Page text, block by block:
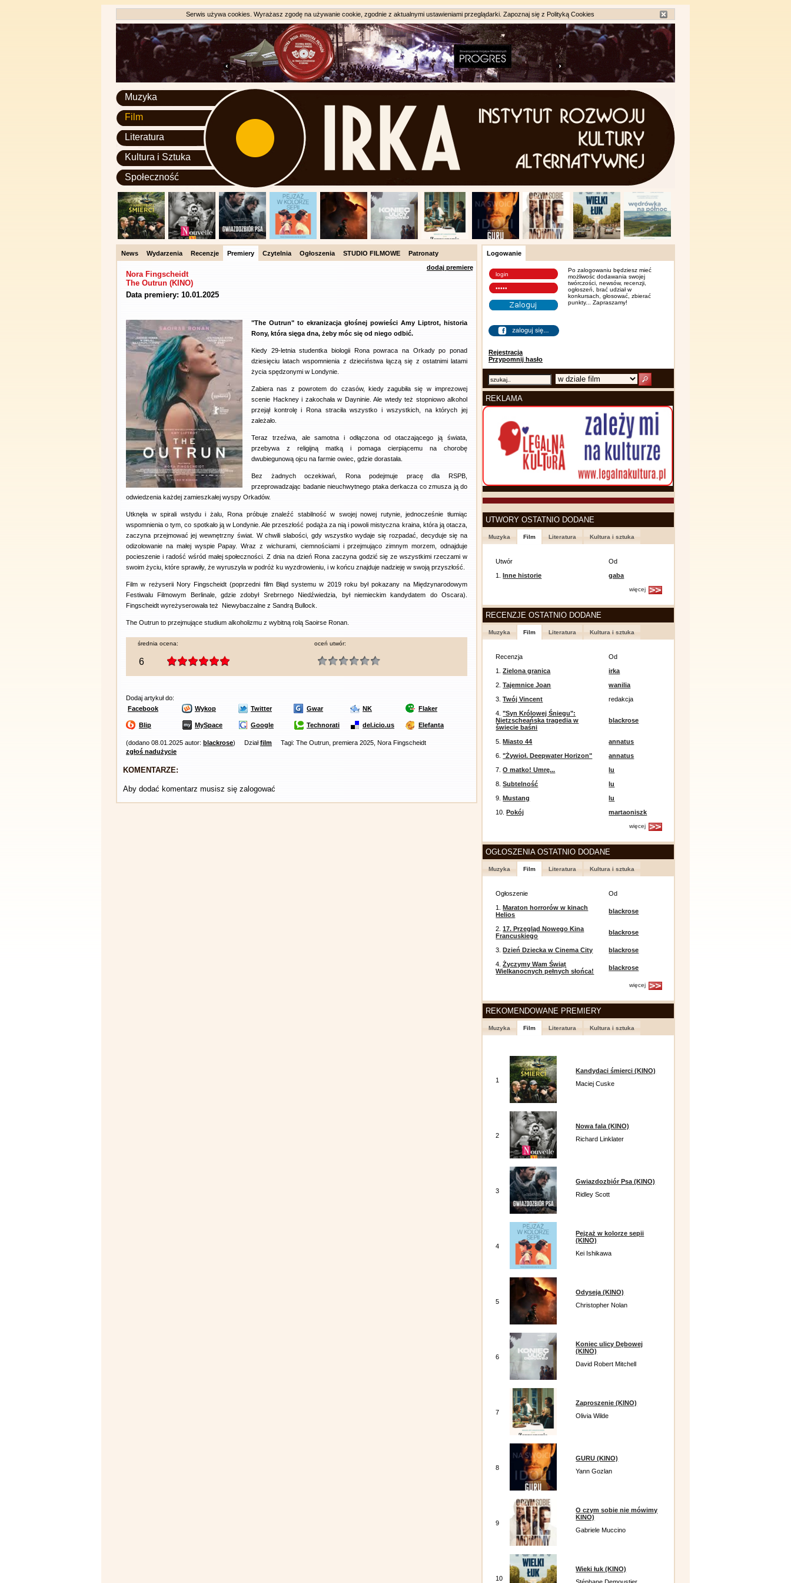
Serwis używa cookies. Wyrażasz zgodę na używanie cookie, zgodnie z aktualnymi ustawieniami przeglądarki. Zapoznaj się z Polityką Cookies
Muzyka
Film
Literatura
Kultura i Sztuka
Społeczność
News Wydarzenia Recenzje Premiery Czytelnia Ogłoszenia STUDIO FILMOWE
Patronaty
dodaj premierę
Nora Fingscheidt
The Outrun (KINO)
Data premiery: 10.01.2025
"The Outrun" to ekranizacja głośnej powieści Amy Liptrot, historia
Rony, która sięga dna, żeby móc się od niego odbić.
Kiedy 29-letnia studentka biologii Rona powraca na Orkady po ponad
dziesięciu latach wspomnienia z dzieciństwa łączą się z ostatnimi latami
życia spędzonymi w Londynie.
Zabiera nas z powrotem do czasów, kiedy zagubiła się w imprezowej
scenie Hackney i zakochała w Dayninie. Ale wtedy też stopniowo alkohol
przejął kontrolę i Rona straciła wszystko i wszystkich, na których jej
zależało.
Teraz trzeźwa, ale samotna i odłączona od otaczającego ją świata,
przebywa z religijną matką i pomaga cierpiącemu na chorobę
dwubiegunową ojcu na farmie owiec, gdzie dorastała.
Bez żadnych oczekiwań, Rona podejmuje pracę dla RSPB,
przeprowadzając badanie nieuchwytnego ptaka derkacza co zmusza ją do
odwiedzenia każdej zamieszkałej wyspy Orkadów.
Utknęła w spirali wstydu i żalu, Rona próbuje znaleźć stabilność w swojej nowej rutynie, jednocześnie tłumiąc
wspomnienia o tym, co spotkało ją w Londynie. Ale przeszłość podąża za nią i powoli mistyczna kraina, która ją otacza,
zaczyna przejmować jej wewnętrzny świat. W chwili słabości, gdy wszystko wydaje się rozpadać, decyduje się na
odizolowanie na małej wyspie Papay. Wraz z wichurami, ciemnościami i przejmująco zimnym morzem, odnajduje
pocieszenie i radość wśród małej społeczności. Z dnia na dzień Rona zaczyna godzić się ze wszystkimi rzeczami w
swoim życiu, które sprawiły, że wyruszyła w podróż ku wyzdrowieniu, i w końcu znajduje nadzieję w swoją przyszłość.
Film w reżyserii Nory Fingscheidt (poprzedni film Błąd systemu w 2019 roku był pokazany na Międzynarodowym
Festiwalu Filmowym Berlinale, gdzie zdobył Srebrnego Niedźwiedzia, był niemieckim kandydatem do Oscara).
Fingscheidt wyreżyserowała też Niewybaczalne z Sandrą Bullock.
The Outrun to przejmujące studium alkoholizmu z wybitną rolą Saoirse Ronan.
średnia ocena:
6
oceń utwór:
Dodaj artykuł do:
Facebook
Wykop Twitter Gwar NK Flaker
Blip MySpace Google Technorati del.icio.us Elefanta
(dodano 08.01.2025 autor: blackrose) Działfilm
Tagi: The Outrun, premiera 2025, Nora Fingscheidt
zgłoś nadużycie
KOMENTARZE:
Aby dodać komentarz musisz się zalogować
Logowanie
Rejestracja
Przypomnij hasło
Po zalogowaniu będziesz mieć
możliwośc dodawania swojej
twórczości, newsów, recenzji,
ogłoszeń, brać udział w
konkursach, głosować, zbierać
punkty... Zapraszamy!
REKLAMA
UTWORY OSTATNIO DODANE
Muzyka Film Literatura Kultura i sztuka
Utwór
Od
1.Inne historie gaba
więcej
RECENZJE OSTATNIO DODANE
Muzyka Film Literatura Kultura i sztuka
Recenzja
Od
1.Zielona granica
irka
2.Tajemnice Joan
wanilia
3.Twój Vincent
redakcja
4."Syn Królowej Śniegu":
Nietzscheańska tragedia w
świecie baśni
blackrose
5.Miasto 44
annatus
6."Żywioł. Deepwater Horizon"
annatus
7.O matko! Umrę...
lu
8.Subtelność
lu
9.Mustang
lu
10.Pokój martaoniszk
więcej
OGŁOSZENIA OSTATNIO DODANE
Muzyka Film Literatura Kultura i sztuka
Ogłoszenie
Od
1.Maraton horrorów w kinach
Helios
blackrose
2.17. Przegląd Nowego Kina
Francuskiego
blackrose
3.Dzień Dziecka w Cinema City
blackrose
4.Życzymy Wam Świąt
Wielkanocnych pełnych słońca!
blackrose
więcej
REKOMENDOWANE PREMIERY
Muzyka Film Literatura Kultura i sztuka
1
Kandydaci śmierci (KINO)
Maciej Cuske
2
Nowa fala (KINO)
Richard Linklater
3
Gwiazdozbiór Psa (KINO)
Ridley Scott
4
Pejzaż w kolorze sepii
(KINO)
Kei Ishikawa
5
Odyseja (KINO)
Christopher Nolan
6
Koniec ulicy Dębowej
(KINO)
David Robert Mitchell
7
Zaproszenie (KINO)
Olivia Wilde
8
GURU (KINO)
Yann Gozlan
9
O czym sobie nie mówimy
KINO)
Gabriele Muccino
10
Wieki łuk (KINO)